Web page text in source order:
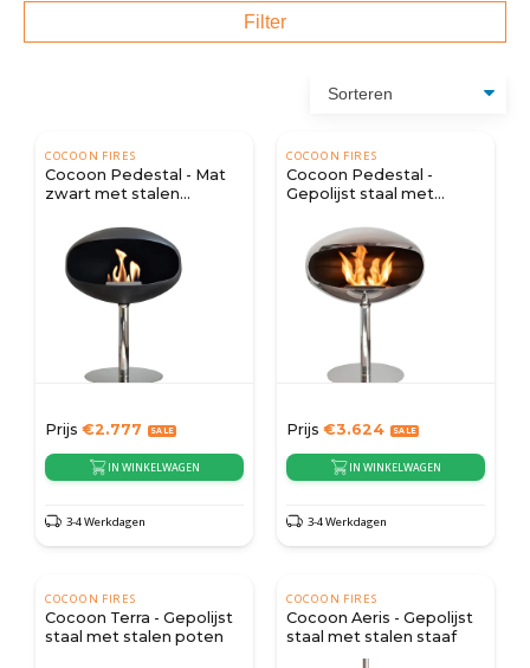
Filter
COCOON FIRES
Cocoon Pedestal - Mat
zwart met stalen
Prijs €2.777
IN WINKELWAGEN
3-4 Werkdagen
COCOON FIRES
Cocoon Pedestal -
Gepolijst staal met
Prijs €3.624
IN WINKELWAGEN
3-4 Werkdagen
COCOON FIRES
Cocoon Terra - Gepolijst
staal met stalen poten
COCOON FIRES
Cocoon Aeris - Gepolijst
staal met stalen staaf